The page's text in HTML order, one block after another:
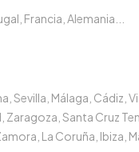
Francia, Alemania...
Málaga, Cádiz,
Santa Cruz
La Coruña, Ibiza,